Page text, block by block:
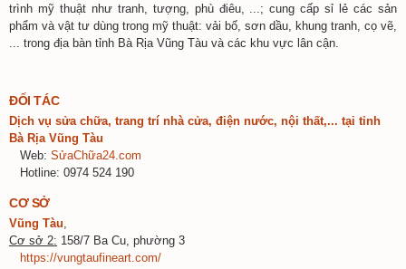
trình mỹ thuật như tranh, tượng, phù điêu, ...; cung cấp sỉ lẻ các sản
phẩm và vật tư dùng trong mỹ thuật: vải bố, sơn dầu, khung tranh, cọ vẽ,
... trong địa bàn tỉnh Bà Rịa Vũng Tàu và các khu vực lân cận.
ĐỐI TÁC
Dịch vụ sửa chữa, trang trí nhà cửa, điện nước, nội thất,... tại tỉnh
Bà Rịa Vũng Tàu
Web: SửaChữa24.com
Hotline: 0974 524 190
CƠ SỞ
Vũng Tàu
Cơ sở 2: 158/7 Ba Cu, phường 3
https://vungtaufineart.com/